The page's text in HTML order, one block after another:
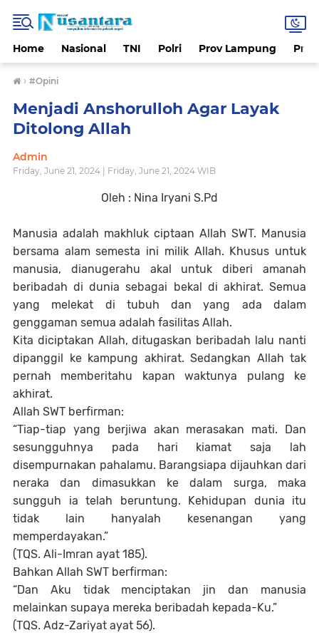
Home Nasional TNI Polri Prov Lampung
› #Opini
Menjadi Anshorulloh Agar Layak
Ditolong Allah
Admin
Friday, June 21, 2024 | Friday, June 21, 2024 WIB
Oleh : Nina Iryani S.Pd
Manusia adalah makhluk ciptaan Allah SWT. Manusia
bersama alam semesta ini milik Allah. Khusus untuk
manusia, dianugerahu akal untuk diberi amanah
beribadah di dunia sebagai bekal di akhirat. Semua
yang melekat di tubuh dan yang ada dalam
genggaman semua adalah fasilitas Allah.
Kita diciptakan Allah, ditugaskan beribadah lalu nanti
dipanggil ke kampung akhirat. Sedangkan Allah tak
pernah memberitahu kapan waktunya pulang ke
akhirat.
Allah SWT berfirman:
“Tiap-tiap yang berjiwa akan merasakan mati. Dan
sesungguhnya pada hari kiamat saja lah
disempurnakan pahalamu. Barangsiapa dijauhkan dari
neraka dan dimasukkan ke dalam surga, maka
sungguh ia telah beruntung. Kehidupan dunia itu
tidak lain hanyalah kesenangan yang
memperdayakan.”
(TQS. Ali-Imran ayat 185).
Bahkan Allah SWT berfirman:
“Dan Aku tidak menciptakan jin dan manusia
melainkan supaya mereka beribadah kepada-Ku.”
(TQS. Adz-Zariyat ayat 56).